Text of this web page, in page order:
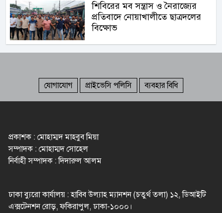
শিবিরের মব সন্ত্রাস ও নৈরাজ্যের
প্রতিবাদে নোয়াখালীতে ছাত্রদলের
বিক্ষোভ
যোগাযোগ প্রাইভেসি পলিসি ব্যবহার বিধি
প্রকাশক : মোহাম্মদ মাহবুব মিয়া
সম্পাদক : মোহাম্মদ সোহেল
নির্বাহী সম্পাদক : দিদারুল আলম
ঢাকা ব্যুরো কার্যালয় : হাবিব উল্যাহ ম্যানশন (চতুর্থ তলা) ১২, ডিআইটি
এক্সটেনশন রোড়, ফকিরাপুল, ঢাকা-১০০০।